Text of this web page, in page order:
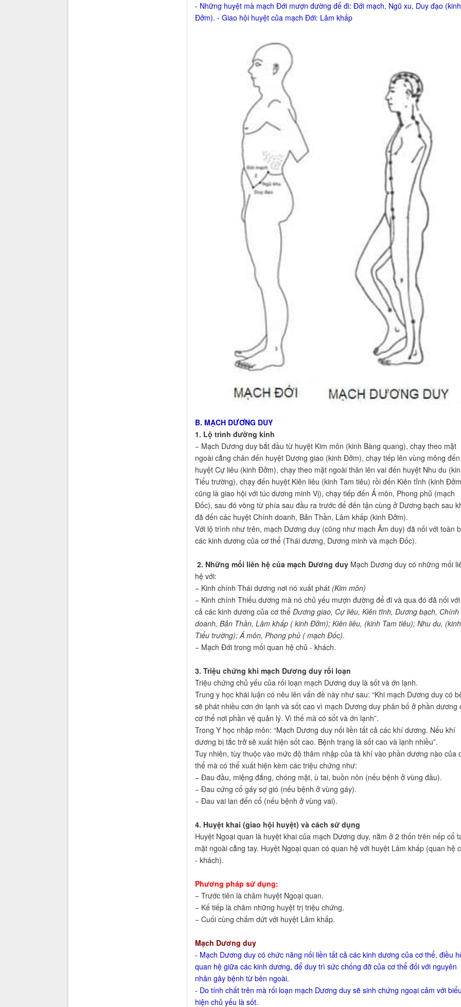
- Những huyệt mà mạch Đới mượn đường để đi: Đới mạch, Ngũ xu, Duy đạo (kinh
Đởm). - Giao hội huyệt của mạch Đới: Lâm khấp
B. MẠCH DƯƠNG DUY
1. Lộ trình đường kinh
− Mạch Dương duy bắt đầu từ huyệt Kim môn (kinh Bàng quang), chạy theo mặt
ngoài cẳng chân đến huyệt Dương giao (kinh Đởm), chạy tiếp lên vùng mông đến
huyệt Cự liêu (kinh Đởm), chạy theo mặt ngoài thân lên vai đến huyệt Nhu du
Tiểu trường), chạy đến huyệt Kiên liêu (kinh Tam tiêu) rồi đến Kiên tỉnh (kinh
cũng là giao hội với túc dương minh Vị), chạy tiếp đến Ấ môn, Phong phủ (mạch
Đốc), sau đó vòng từ phía sau đầu ra trước để đến tận cùng ở Dương bạch sau
đã đến các huyệt Chính doanh, Bản Thần, Lâm khấp (kinh Đởm).
Với lộ trình như trên, mạch Dương duy (cũng như mạch Âm duy) đã nối với toàn
các kinh dương của cơ thể (Thái dương, Dương minh và mạch Đốc).
2. Những mối liên hệ của mạch Dương duy Mạch Dương duy có những mối
hệ với:
− Kinh chính Thái dương nơi nó xuất phát (Kim môn)
− Kinh chính Thiếu dương mà nó chủ yếu mượn đường để đi và qua đó đã nối
cả các kinh dương của cơ thểDương giao, Cự liêu, Kiên tĩnh, Dương bạch, Chính
doanh, Bản Thần, Lâm khấp ( kinh Đởm); Kiên liêu, (kinh Tam tiêu); Nhu du, (kinh
Tiểu trường); Á môn, Phong phủ ( mạch Đốc).
− Mạch Đới trong mối quan hệ chủ - khách.
3. Triệu chứng khi mạch Dương duy rối loạn
Triệu chứng chủ yếu của rối loạn mạch Dương duy là sốt và ớn lạnh.
Trung y học khái luận có nêu lên vấn đề này như sau: “Khi mạch Dương duy có
sẽ phát nhiều cơn ớn lạnh và sốt cao vì mạch Dương duy phân bố ở phần dương
cơ thể nơi phần vệ quản lý. Vì thế mà có sốt và ớn lạnh”.
Trong Y học nhập môn: “Mạch Dương duy nối liền tất cả các khí dương. Nếu khí
dương bị tắc trở sẽ xuất hiện sốt cao. Bệnh trạng là sốt cao và lạnh nhiều”.
Tuy nhiên, tùy thuộc vào mức độ thâm nhập của tà khí vào phần dương nào của
thể mà có thể xuất hiện kèm các triệu chứng như:
− Đau đầu, miệng đắng, chóng mặt, ù tai, buồn nôn (nếu bệnh ở vùng đầu).
− Đau cứng cổ gáy sợ gió (nếu bệnh ở vùng gáy).
− Đau vai lan đến cổ (nếu bệnh ở vùng vai).
4. Huyệt khai (giao hội huyệt) và cách sử dụng
Huyệt Ngoại quan là huyệt khai của mạch Dương duy, nằm ở 2 thốn trên nếp cổ
mặt ngoài cẳng tay. Huyệt Ngoại quan có quan hệ với huyệt Lâm khấp (quan hệ
- khách).
Phương pháp sử dụng:
− Trước tiên là châm huyệt Ngoại quan.
− Kế tiếp là châm những huyệt trị triệu chứng.
− Cuối cùng chấm dứt với huyệt Lâm khấp.
Mạch Dương duy
- Mạch Dương duy có chức năng nối liền tất cả các kinh dương của cơ thể, điều
quan hệ giữa các kinh dương, để duy trì sức chống đỡ của cơ thể đối với nguyên
nhân gây bệnh từ bên ngoài.
- Do tính chất trên mà rối loạn mạch Dương duy sẽ sinh chứng ngoại cảm với
hiện chủ yếu là sốt.